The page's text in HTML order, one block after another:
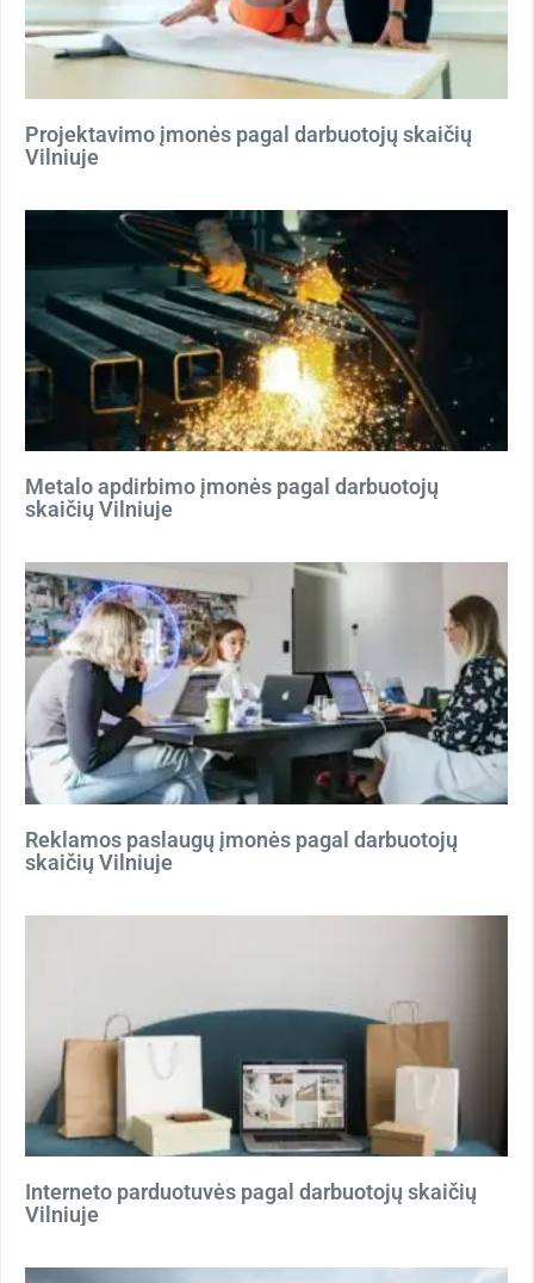
Projektavimo įmonės pagal darbuotojų skaičių
Vilniuje
Metalo apdirbimo įmonės pagal darbuotojų
skaičių Vilniuje
Reklamos paslaugų įmonės pagal darbuotojų
skaičių Vilniuje
Interneto parduotuvės pagal darbuotojų skaičių
Vilniuje